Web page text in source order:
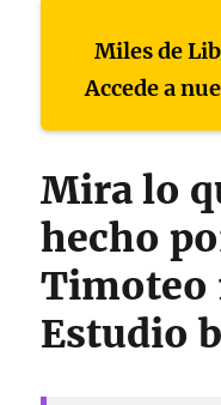
Miles de
Accede a
Mira lo
hecho
Timoteo
Estudio